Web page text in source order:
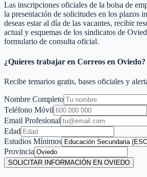
Las inscripciones oficiales de la bolsa de
la presentación de solicitudes en los plazos
deseas estar al día de las vacantes, recibir
actual y esquemas de los sindicatos de
formulario de consulta oficial.
¿Quieres trabajar en Correos en Oviedo?
Recibe temarios gratis, bases oficiales y
Nombre Completo
Teléfono Móvil
Email Profesional
Edad
Estudios Mínimos
Provincia
SOLICITAR INFORMACIÓN EN OVIEDO